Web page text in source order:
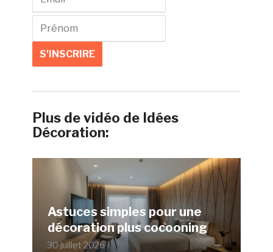
Plus de vidéo de Idées
Décoration:
Astuces simples pour une
décoration plus cocooning
30 juillet 2026